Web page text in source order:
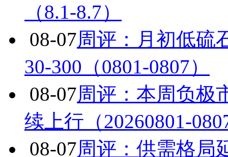
（8.1-8.7）
08-07周评：月初低硫
30-300（0801-0807）
08-07周评：本周负极
续上行（20260801-
08-07周评：供需格局